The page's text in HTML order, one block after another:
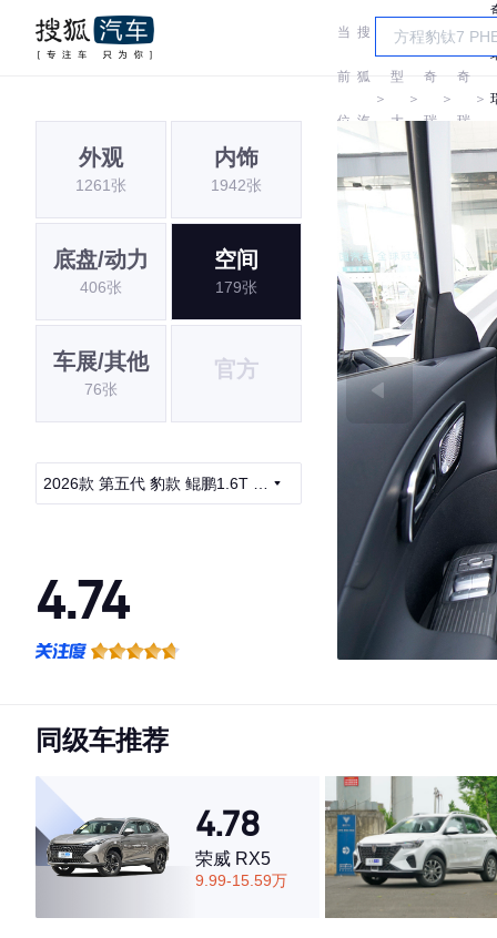
当
前
位
搜
狐
汽
＞
车
型
大
＞
奇
瑞
＞
奇
瑞
＞
8
外观
1261张
内饰
1942张
底盘/动力
406张
空间
179张
车展/其他
76张
官方
2026款 第五代 豹款 鲲鹏1.6T 自
4.74
·空间表现较为优秀，优于75%同级车
同级车推荐
4.78
荣威 RX5
9.99-15.59万